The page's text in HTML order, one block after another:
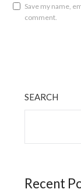
Save my name,
comment.
SEARCH
Recent